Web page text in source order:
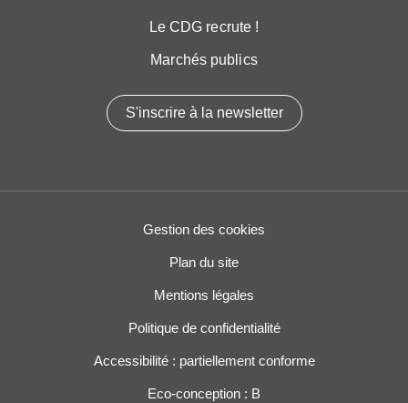
Le CDG recrute !
Marchés publics
S'inscrire à la newsletter
Gestion des cookies
Plan du site
Mentions légales
Politique de confidentialité
Accessibilité : partiellement conforme
Eco-conception : B